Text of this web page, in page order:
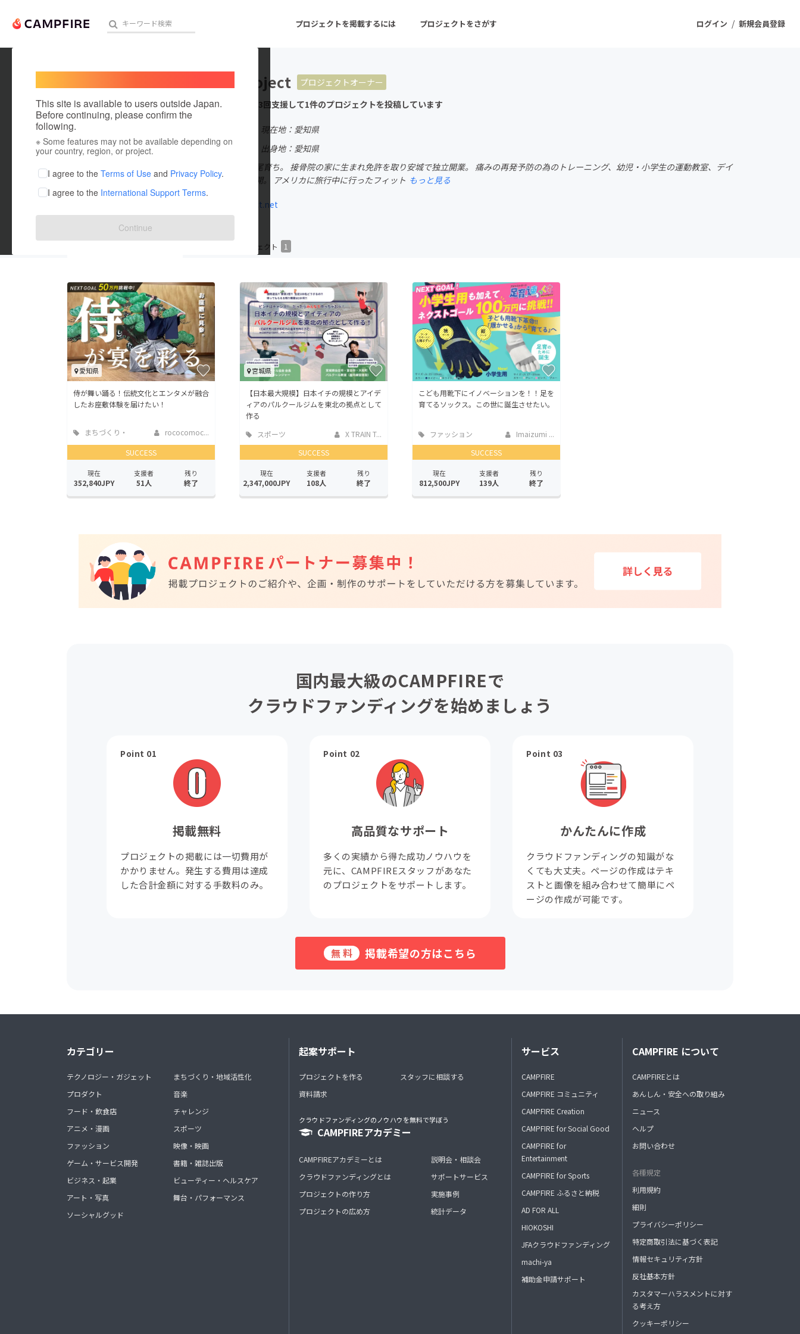
ログイン / 新規会員登録
プロジェクトを掲載するには プロジェクトをさがす
人気のプロジェクト 注目のリターン 注目の新着プロジェクト
アート・写真 音楽
テクノロジー・ガジェット
ゲーム・サービス開発 フード・飲食店
ファッション
映像・映画
ビジネス・起業
まちづくり・地域活性化
CAMPFIRE for Social Good
CAMPFIRE Creation
CAMPFIREふるさと納税
machi-ya コミュニティ
This site is available to users outside Japan.
Before continuing, please confirm the
following.
※ Some features may not be available depending on
your country, region, or project.
I agree to the Terms of Use and Privacy Policy.
I agree to the International Support Terms.
Continue
wiseproject
プロジェクトオーナー
これまでに3回支援して1件のプロジェクトを投稿しています
現在地：愛知県
出身国：日本
出身地：愛知県
西尾産まれ西尾育ち。 接骨院の家に生まれ免許を取り安城で独立開業。 痛みの再発予防の為のトレーニング、幼児・小学生の運動教室、デイ
サービスを展開。 アメリカに旅行中に行ったフィット もっと見る
pb-project.net
プロジェクト 1
愛知県
侍が舞い踊る！伝統文化とエンタメが融合
したお座敷体験を届けたい！
まちづくり・
地域活性化
rococomoc...
SUCCESS
現在
352,840JPY
支援者
51人
残り
終了
宮城県
【日本最大規模】日本イチの規模とアイデ
ィアのパルクールジムを東北の拠点として
作る
スポーツ
X TRAIN T...
SUCCESS
現在
2,347,000JPY
支援者
108人
残り
終了
こども用靴下にイノベーションを！！足を
育てるソックス。この世に誕生させたい。
ファッション
Imaizumi ...
SUCCESS
現在
812,500JPY
支援者
139人
残り
終了
国内最大級のCAMPFIREで
クラウドファンディングを始めましょう
Point 01
掲載無料
プロジェクトの掲載には一切費用が
かかりません。発生する費用は達成
した合計金額に対する手数料のみ。
Point 02
高品質なサポート
多くの実績から得た成功ノウハウを
元に、CAMPFIREスタッフがあなた
のプロジェクトをサポートします。
Point 03
かんたんに作成
クラウドファンディングの知識がな
くても大丈夫。ページの作成はテキ
ストと画像を組み合わせて簡単にペ
ージの作成が可能です。
無料 掲載希望の方はこちら
カテゴリー
テクノロジー・ガジェット
プロダクト
フード・飲食店
アニメ・漫画
ファッション
ゲーム・サービス開発
ビジネス・起業
アート・写真
ソーシャルグッド
まちづくり・地域活性化
音楽
チャレンジ
スポーツ
映像・映画
書籍・雑誌出版
ビューティー・ヘルスケア
舞台・パフォーマンス
起案サポート
プロジェクトを作る
資料請求
スタッフに相談する
クラウドファンディングのノウハウを無料で学ぼう
CAMPFIREアカデミー
CAMPFIREアカデミーとは
クラウドファンディングとは
プロジェクトの作り方
プロジェクトの広め方
説明会・相談会
サポートサービス
実施事例
統計データ
サービス
CAMPFIRE
CAMPFIRE コミュニティ
CAMPFIRE Creation
CAMPFIRE for Social Good
CAMPFIRE for
Entertainment
CAMPFIRE for Sports
CAMPFIRE ふるさと納税
AD FOR ALL
HIOKOSHI
JFAクラウドファンディング
machi-ya
補助金申請サポート
CAMPFIRE について
CAMPFIREとは
あんしん・安全への取り組み
ニュース
ヘルプ
お問い合わせ
各種規定
利用規約
細則
プライバシーポリシー
特定商取引法に基づく表記
情報セキュリティ方針
反社基本方針
カスタマーハラスメントに対す
る考え方
クッキーポリシー